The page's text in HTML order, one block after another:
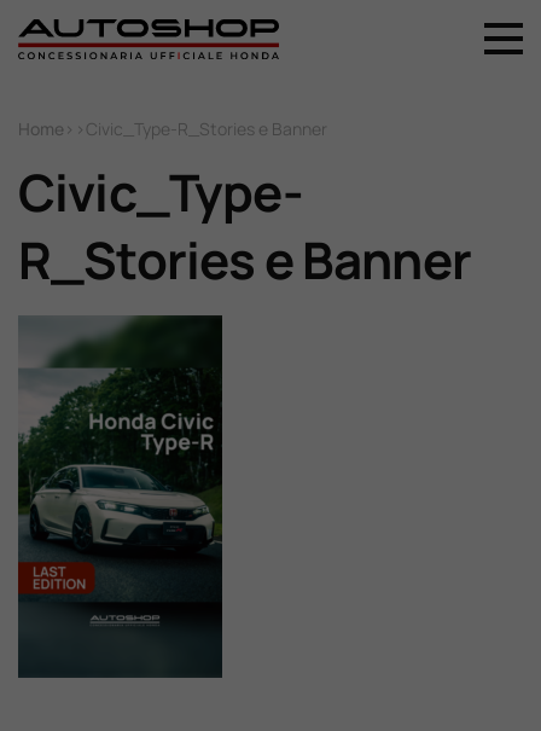
+39 044 496 5556
Home
Nuovo
Usato
Promozioni
Assistenza
Ricambi
Valuta Il Tuo Usato
Home > > Civic_Type-R_Stories e Banner
Civic_Type-
R_Stories e Banner